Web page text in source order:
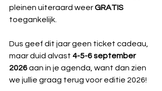
pleinen uiteraard weer GRATIS
toegankelijk.
Dus geef dit jaar geen ticket cadeau,
maar duid alvast 4-5-6 september
2026 aan in je agenda, want dan zien
we jullie graag terug voor editie 2026!